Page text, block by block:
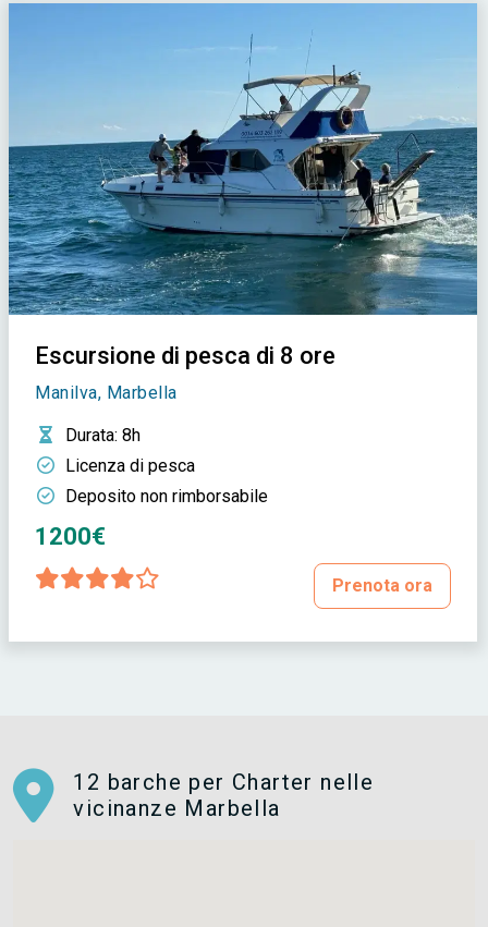
Escursione di pesca di 8 ore
Manilva, Marbella
Durata: 8h
Licenza di pesca
Deposito non rimborsabile
1200€
Prenota ora
12 barche per Charter nelle
vicinanze Marbella